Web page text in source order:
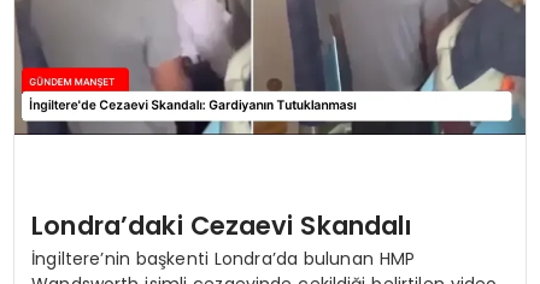
Londra’daki Cezaevi Skandalı
İngiltere’nin başkenti Londra’da bulunan HMP